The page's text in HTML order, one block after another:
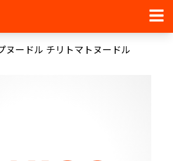
ヌードル チリトマトヌードル